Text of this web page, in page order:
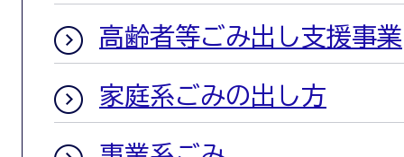
高齢者等ごみ出し支援事業
家庭系ごみの出し方